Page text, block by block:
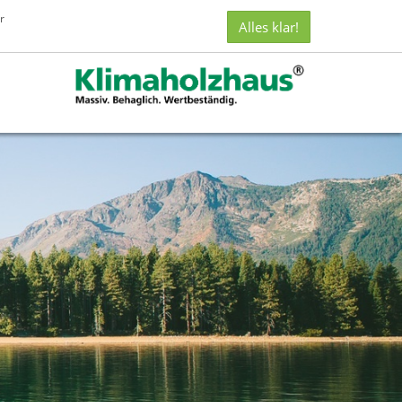
Castella
Concept
i.
L.
auf
Facebook
Alles klar!